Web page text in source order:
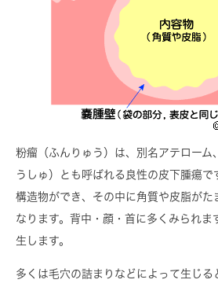
粉瘤（ふんりゅう）は、別名アテローム
うしゅ）とも呼ばれる良性の皮下腫瘍で
構造物ができ、その中に角質や皮脂がた
なります。背中・顔・首に多くみられま
生します。
多くは毛穴の詰まりなどによって生じる